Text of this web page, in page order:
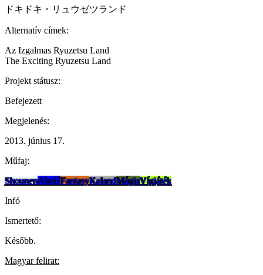
ドキドキ・リュウゼツランド
Alternatív címek:
Az Izgalmas Ryuzetsu Land
The Exciting Ryuzetsu Land
Projekt státusz:
Befejezett
Megjelenés:
2013. június 17.
Műfaj:
ShounenAkcióFantasyKalandMágiaVígjáték
Infó
Ismertető:
Később.
Magyar felirat: